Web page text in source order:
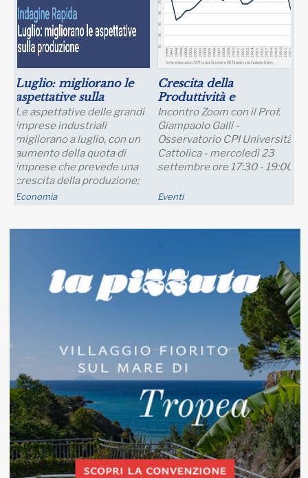
Luglio: migliorano le
aspettative sulla
produzione
Le aspettative delle grandi
imprese industriali
migliorano a luglio, con un
aumento della quota di
imprese che prevede una
crescita della produzione;
nei..
Economia
Crescita della
Produttività e
Prospettive Salariali
Incontro Zoom con il Prof.
Giampaolo Galli -
Osservatorio CPI Università
Cattolica - mercoledì 23
settembre ore 17:30 - 19:00
Eventi